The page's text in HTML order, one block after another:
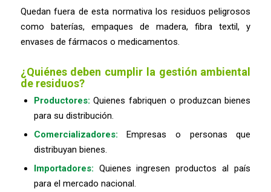
Quedan fuera de esta normativa los residuos peligrosos
como baterías, empaques de madera, fibra textil, y
envases de fármacos o medicamentos.
¿Quiénes deben cumplir la gestión ambiental
de residuos?
Productores: Quienes fabriquen o produzcan bienes
para su distribución.
Comercializadores: Empresas o personas que
distribuyan bienes.
Importadores: Quienes ingresen productos al país
para el mercado nacional.